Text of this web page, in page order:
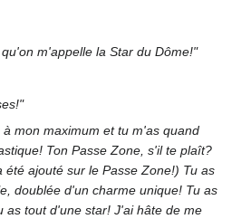
m'appelle la Star du Dôme!"
mon maximum et tu m'as quand
Ton Passe Zone, s'il te plaît?
été ajouté sur le Passe Zone!) Tu as
doublée d'un charme unique! Tu as
as tout d'une star! J'ai hâte de me